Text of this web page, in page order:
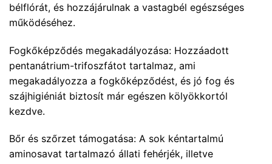
bélflórát, és hozzájárulnak a vastagbél egészséges
működéséhez.
Fogkőképződés megakadályozása: Hozzáadott
pentanátrium-trifoszfátot tartalmaz, ami
megakadályozza a fogkőképződést, és jó fog és
szájhigiéniát biztosít már egészen kölyökkortól
kezdve.
Bőr és szőrzet támogatása: A sok kéntartalmú
aminosavat tartalmazó állati fehérjék, illetve